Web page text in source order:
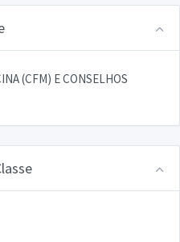
(CFM) E CONSELHOS